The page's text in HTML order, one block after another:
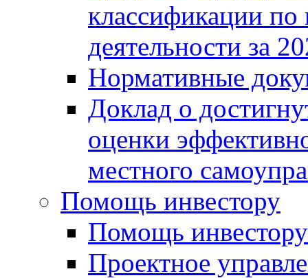
классификации
деятельности за
Нормативные
Доклад о
оценки
местного
Помощь инвестору
Помощь инвестору
Проектное